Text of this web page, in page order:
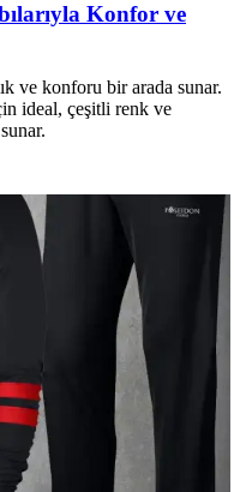
Konfor ve
ve konforu bir arada sunar.
ideal, çeşitli renk ve